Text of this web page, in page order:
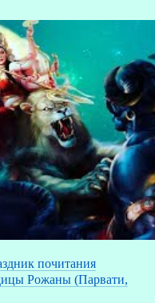
почитания
Рожаны (Парвати,